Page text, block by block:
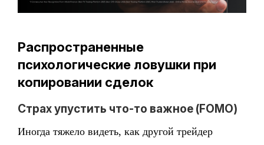
Распространенные
психологические ловушки при
копировании сделок
Страх упустить что-то важное (FOMO)
Иногда тяжело видеть, как другой трейдер